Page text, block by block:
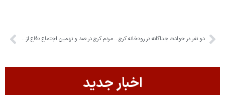
دو نفر در حوادث جداگانه در رودخانه کرج جان باختند مردم کرج در صد و نهمین اجتماع دفاع از وطن
اخبار جدید